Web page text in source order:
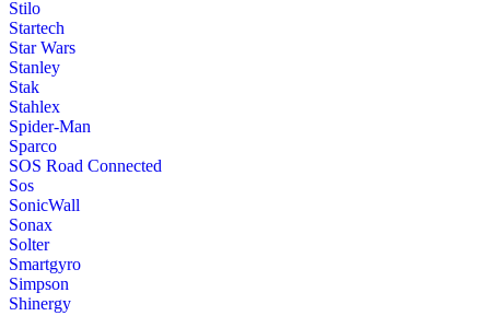
Stilo
Startech
Star Wars
Stanley
Stak
Stahlex
Spider-Man
Sparco
SOS Road Connected
Sos
SonicWall
Sonax
Solter
Smartgyro
Simpson
Shinergy